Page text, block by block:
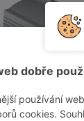
dobře
používání
cookies.